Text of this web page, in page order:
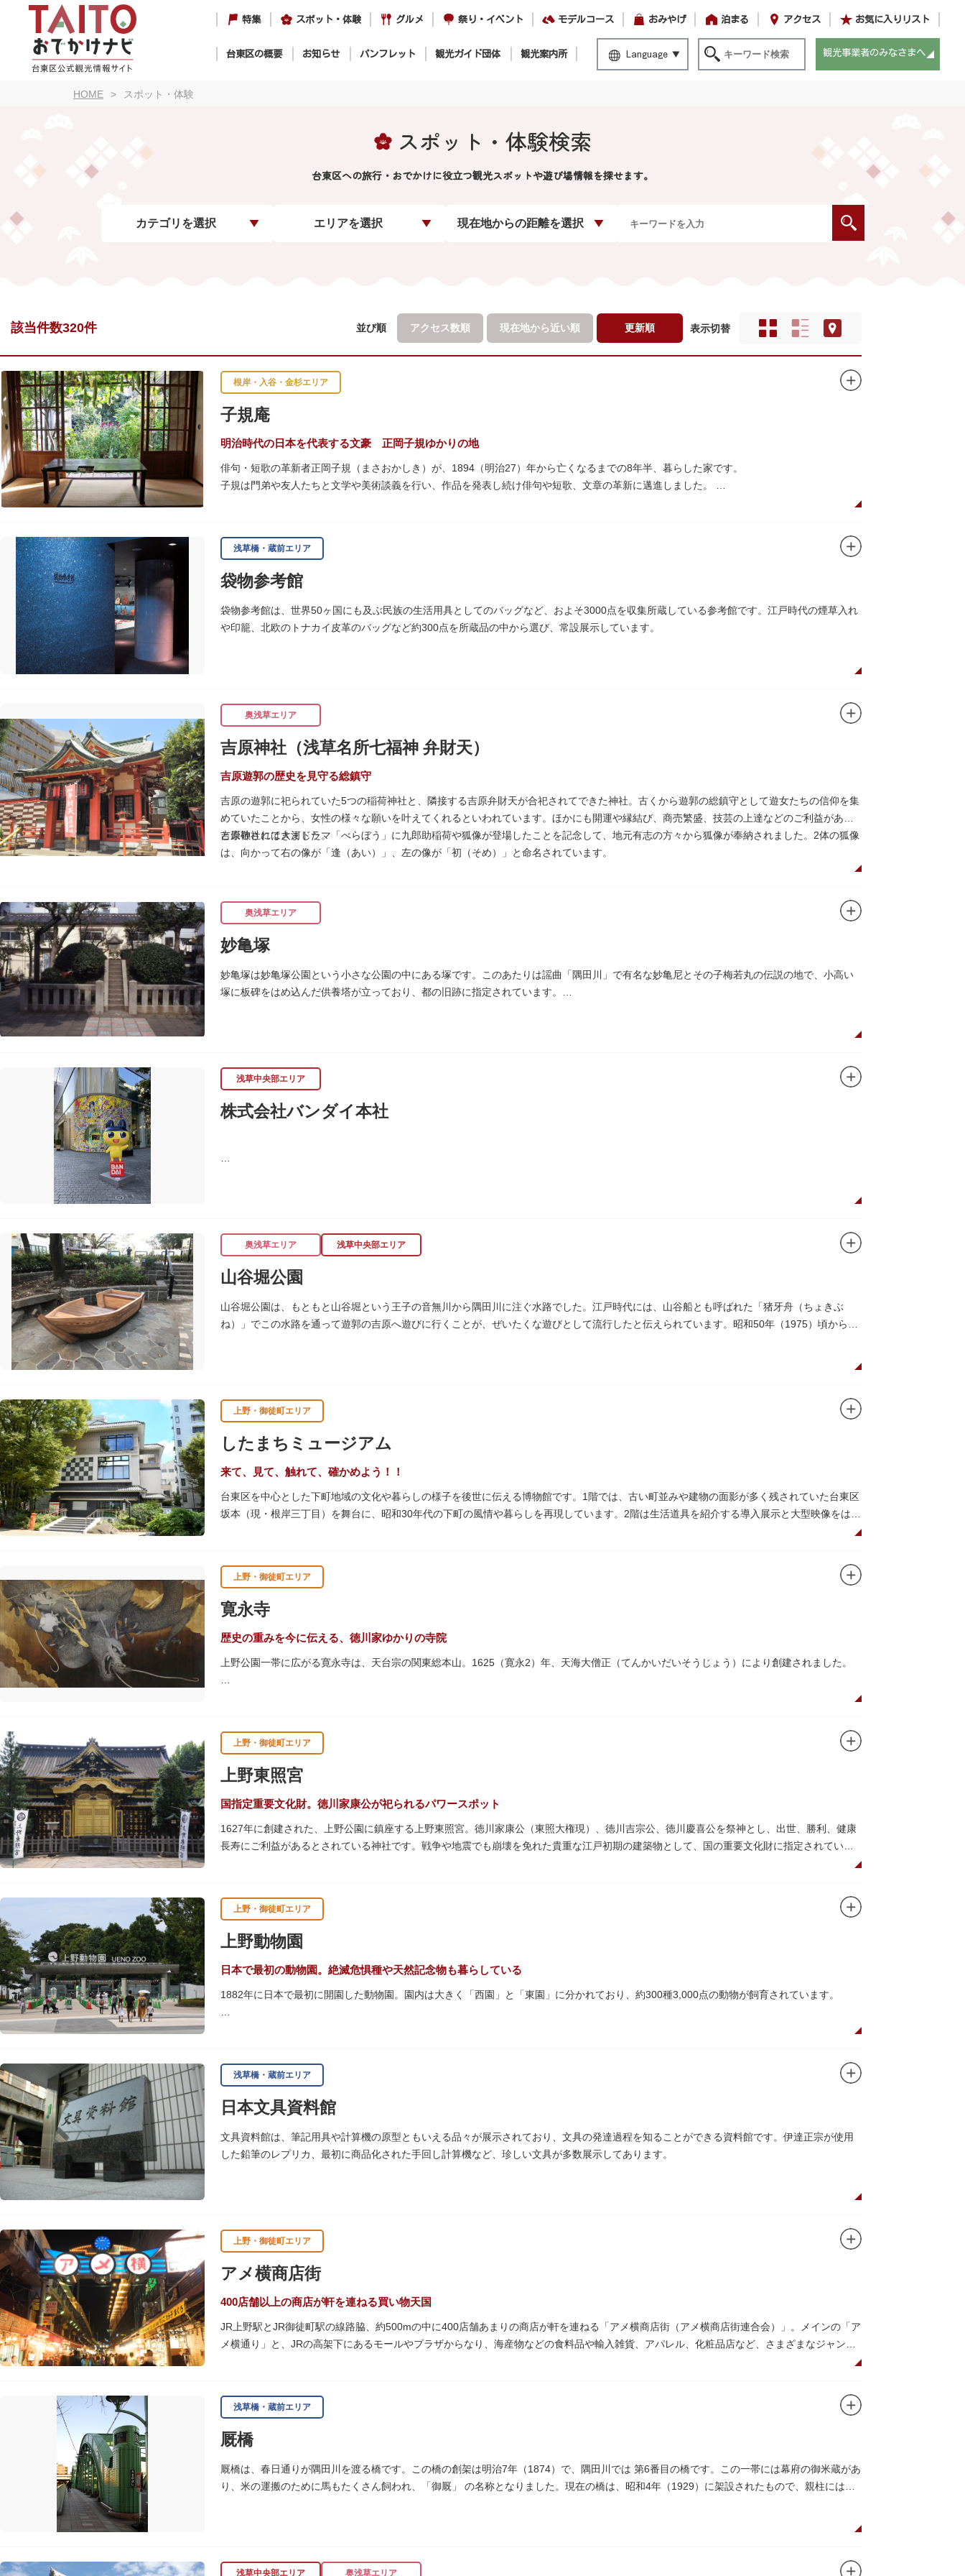
特集 スポット・体験 グルメ 祭り・イベント モデルコース おみやげ 泊まる アクセス お気に入りリスト
台東区の概要 お知らせ パンフレット 観光ガイド団体 観光案内所 Language 観光事業者のみなさまへ
HOME スポット・体験
スポット・体験検索
台東区への旅行・おでかけに役立つ観光スポットや遊び場情報を探せます。
カテゴリを選択 エリアを選択 現在地からの距離を選択
該当件数320件 並び順 アクセス数順 現在地から近い順 更新順 表示切替
根岸・入谷・金杉エリア
子規庵
明治時代の日本を代表する文豪 正岡子規ゆかりの地
俳句・短歌の革新者正岡子規（まさおかしき）が、1894（明治27）年から亡くなるまでの8年半、暮らした家です。
子規は門弟や友人たちと文学や美術談義を行い、作品を発表し続け俳句や短歌、文章の革新に邁進しました。
1945（昭和20）年の空襲で焼失しましたが、その5年後、当時の間取りのまま再建され、現在の庵は東京都指定史跡として明治の雰囲気が体
感できる魅力的な空間となっています。
子規が病室兼書斎にしていた「病牀六尺の間」などを復元しており、明治の暮らしだけでなく創作の様子を偲ぶことができます。現在、一般
のボランティア団体により大切に維持・保存されています。
浅草橋・蔵前エリア
袋物参考館
袋物参考館は、世界50ヶ国にも及ぶ民族の生活用具としてのバッグなど、およそ3000点を収集所蔵している参考館です。江戸時代の煙草入れ
や印籠、北欧のトナカイ皮革のバッグなど約300点を所蔵品の中から選び、常設展示しています。
奥浅草エリア
吉原神社（浅草名所七福神 弁財天）
吉原遊郭の歴史を見守る総鎮守
吉原の遊郭に祀られていた5つの稲荷神社と、隣接する吉原弁財天が合祀されてできた神社。古くから遊郭の総鎮守として遊女たちの信仰を集
めていたことから、女性の様々な願いを叶えてくれるといわれています。ほかにも開運や縁結び、商売繁盛、技芸の上達などのご利益がある
と崇敬されてきました。
春になると逢初桜（あいぞめさくら）と呼ばれるが枝垂れ桜が、見事な花を咲かせ人々を和ませます。毎年5月の例祭では神輿渡御が行われ、
吉原弁財天は浅草名所七福神の一社・弁財天にあたり、七福神に関する授与も年間を通して行われています。
吉原神社には大河ドラマ「べらぼう」に九郎助稲荷や狐像が登場したことを記念して、地元有志の方々から狐像が奉納されました。2体の狐像
は、向かって右の像が「逢（あい）」、左の像が「初（そめ）」と命名されています。
奥浅草エリア
妙亀塚
妙亀塚は妙亀塚公園という小さな公園の中にある塚です。このあたりは謡曲「隅田川」で有名な妙亀尼とその子梅若丸の伝説の地で、小高い
塚に板碑をはめ込んだ供養塔が立っており、都の旧跡に指定されています。
塚の上には板碑が祀られています。この板碑には「弘安十一年戊子五月二十二日孝子敬白」と刻まれており、区内でも古いものです。しかし
なお、隅田川の対岸、木母寺（墨田区堤通）境内には梅若にちなむ梅若塚（都旧跡）があり、この妙亀塚と相対するものと考えられていま
浅草中央部エリア
株式会社バンダイ本社
奥浅草エリア 浅草中央部エリア
山谷堀公園
山谷堀公園は、もともと山谷堀という王子の音無川から隅田川に注ぐ水路でした。江戸時代には、山谷船とも呼ばれた「猪牙舟（ちょきぶ
ね）」でこの水路を通って遊郭の吉原へ遊びに行くことが、ぜいたくな遊びとして流行したと伝えられています。昭和50年（1975）頃から山
上野・御徒町エリア
したまちミュージアム
来て、見て、触れて、確かめよう！！
台東区を中心とした下町地域の文化や暮らしの様子を後世に伝える博物館です。1階では、古い町並みや建物の面影が多く残されていた台東区
坂本（現・根岸三丁目）を舞台に、昭和30年代の下町の風情や暮らしを再現しています。2階は生活道具を紹介する導入展示と大型映像をはじ
め、下町地域の歴史や出来事をたどることのできる資料を展示しています。また3階には企画展示室と、道具や玩具を体験し、調べることがで
上野・御徒町エリア
寛永寺
歴史の重みを今に伝える、徳川家ゆかりの寺院
上野公園一帯に広がる寛永寺は、天台宗の関東総本山。1625（寛永2）年、天海大僧正（てんかいだいそうじょう）により創建されました。
軍霊廟勅額門など重要文化財も多く有し、歴史の重みを今に伝える寺院です。
清水観音堂の舞台前に復元された「月の松」は、浮世絵師歌川広重の「名所江戸百景」にも描かれていることで有名。丸い形の松から不忍池
辯天堂を見下ろす風流な景観は、絶好のフォトスポットとなっています。
東叡山（とうえいざん）という山号は、東の「比叡山延暦寺」を意味しており、比叡山や京都の有名寺院になぞらえて上野の山に数多くの堂
軍の祈祷寺と菩提寺を兼ね、御霊廟には6名の将軍が埋葬されています。
上野・御徒町エリア
上野東照宮
国指定重要文化財。徳川家康公が祀られるパワースポット
1627年に創建された、上野公園に鎮座する上野東照宮。徳川家康公（東照大権現）、徳川吉宗公、徳川慶喜公を祭神とし、出世、勝利、健康
長寿にご利益があるとされている神社です。戦争や地震でも崩壊を免れた貴重な江戸初期の建築物として、国の重要文化財に指定されていま
贅沢に金箔が使われた豪華絢爛な金色殿（社殿）などの建造物は、三代将軍・徳川家光公が、日光東照宮までお参りに行けない江戸の人々の
ために建てられたそう。社殿内部は文化財保護のため通常は非公開ですが、特別公開が実施されることもあるので、拝観を申し込んでみては
いかがでしょうか。
授与所では、期間・数量限定のお守りや御朱印も授与されているので要チェック。手塚治虫のユニコのお守りなど愛らしいものがあります
上野・御徒町エリア
上野動物園
日本で最初の動物園。絶滅危惧種や天然記念物も暮らしている
1882年に日本で最初に開園した動物園。園内は大きく「西園」と「東園」に分かれており、約300種3,000点の動物が飼育されています。
に再建された「閑々亭」などの歴史的建造物も見どころです。
一方「西園」は、蓮の名所としても知られる風光明媚な「不忍池」のほとりに位置する区域。キリンやサイなどの人気動物をはじめ、アイア
イや“動かない鳥”として話題のハシビロコウなどユニークな種も見られます。
子ども動物園「すてっぷ」では、小動物を間近で観察することを通じて、命の大切さや生きものの魅力が学べる体験プログラムが実施されて
います。
浅草橋・蔵前エリア
日本文具資料館
文具資料館は、筆記用具や計算機の原型ともいえる品々が展示されており、文具の発達過程を知ることができる資料館です。伊達正宗が使用
した鉛筆のレプリカ、最初に商品化された手回し計算機など、珍しい文具が多数展示してあります。
上野・御徒町エリア
アメ横商店街
400店舗以上の商店が軒を連ねる買い物天国
JR上野駅とJR御徒町駅の線路脇、約500mの中に400店舗あまりの商店が軒を連ねる「アメ横商店街（アメ横商店街連合会）」。メインの「ア
メ横通り」と、JRの高架下にあるモールやプラザからなり、海産物などの食料品や輸入雑貨、アパレル、化粧品店など、さまざまなジャンル
アメ横のはじまりは、物資が底をついた第二次世界大戦後にできた闇市。多くの闇市が的屋の仕切りであったのに対して、アメ横は満州から
の復員兵が共同体となり連合会を結成。出店を統制し、商店街が形成されました。
当時、JR上野駅のすぐ南に発生した闇市は、飴を販売する屋台があったことから「アメヤ横丁（飴屋通り）」と呼ばれるように。反対側のJR
御徒町付近には、アメリカ進駐軍の放出物資を販売する店ができたので「アメリカ横丁（アメリカ通り）」と呼ばれるようになりました。こ
浅草橋・蔵前エリア
厩橋
厩橋は、春日通りが隅田川を渡る橋です。この橋の創架は明治7年（1874）で、隅田川では 第6番目の橋です。この一帯には幕府の御米蔵があ
り、米の運搬のために馬もたくさん飼われ、「御厩」 の名称となりました。現在の橋は、昭和4年（1929）に架設されたもので、親柱には馬
浅草中央部エリア 奥浅草エリア